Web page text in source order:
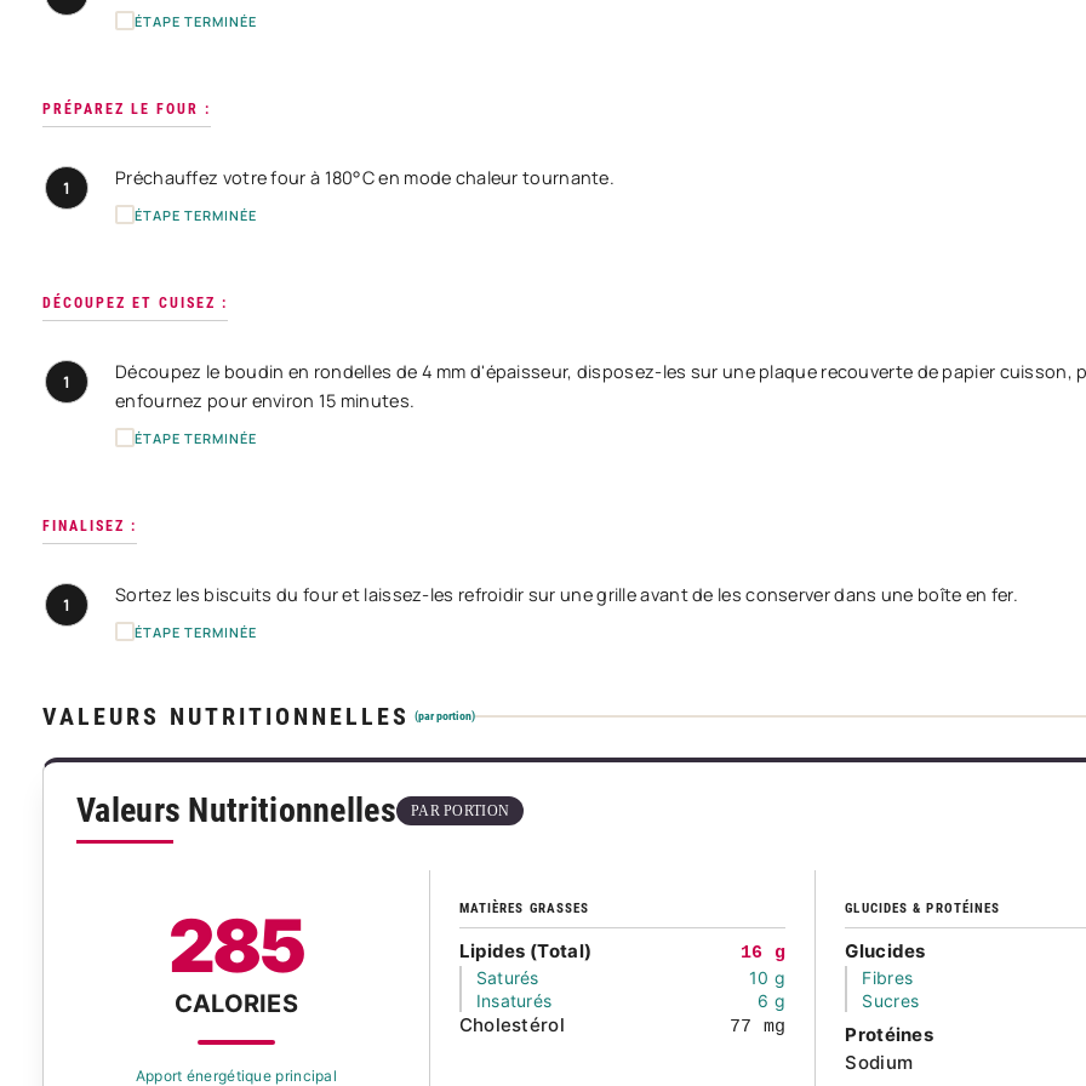
ÉTAPE TERMINÉE
PRÉPAREZ LE FOUR :
1 Préchauffez votre four à 180°C en mode chaleur tournante.
ÉTAPE TERMINÉE
DÉCOUPEZ ET CUISEZ :
1
Découpez le boudin en rondelles de 4 mm d'épaisseur, disposez-les sur une plaque recouverte de papier cuisson,
enfournez pour environ 15 minutes.
ÉTAPE TERMINÉE
FINALISEZ :
1 Sortez les biscuits du four et laissez-les refroidir sur une grille avant de les conserver dans une boîte en fer.
ÉTAPE TERMINÉE
VALEURS NUTRITIONNELLES (par portion)
Valeurs Nutritionnelles PAR PORTION
285
CALORIES
Apport énergétique principal
MATIÈRES GRASSES
Lipides (Total)
16 g
Saturés
10 g
Insaturés
6 g
Cholestérol 77 mg
GLUCIDES & PROTÉINES
Glucides
Fibres
Sucres
Protéines
Sodium